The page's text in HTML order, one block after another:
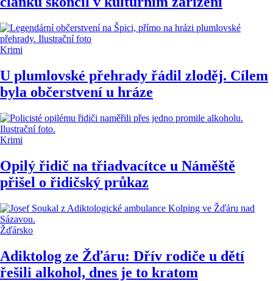
Krimi
U plumlovské přehrady řádil zloděj. Cílem
byla občerstvení u hráze
Krimi
Opilý řidič na třiadvacítce u Náměště
přišel o řidičský průkaz
Žďársko
Adiktolog ze Žďáru: Dřív rodiče u dětí
řešili alkohol, dnes je to kratom